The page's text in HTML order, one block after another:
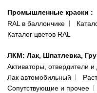
Промышленные краски :
RAL в баллончике
Каталог цветов RAL
ЛКМ: Лак, Шпатлевка,
Активаторы, отвердители и
Лак автомобильный
Сопутствующие и прочее